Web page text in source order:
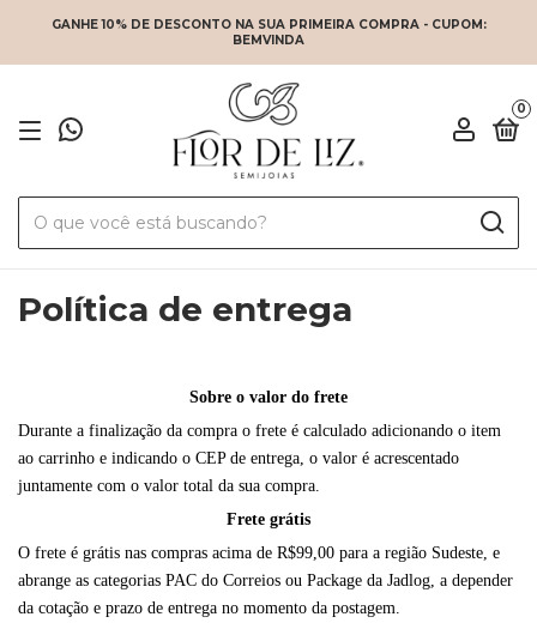
GANHE 10% DE DESCONTO NA SUA PRIMEIRA COMPRA - CUPOM:
BEMVINDA
0
Política de entrega
Sobre o valor do frete
Durante a finalização da compra o frete é calculado adicionando o item
ao carrinho e indicando o CEP de entrega, o valor é acrescentado
juntamente com o valor total da sua compra.
Frete grátis
O frete é grátis nas compras acima de R$99,00 para a região Sudeste, e
abrange as categorias PAC do Correios ou Package da Jadlog, a depender
da cotação e prazo de entrega no momento da postagem.